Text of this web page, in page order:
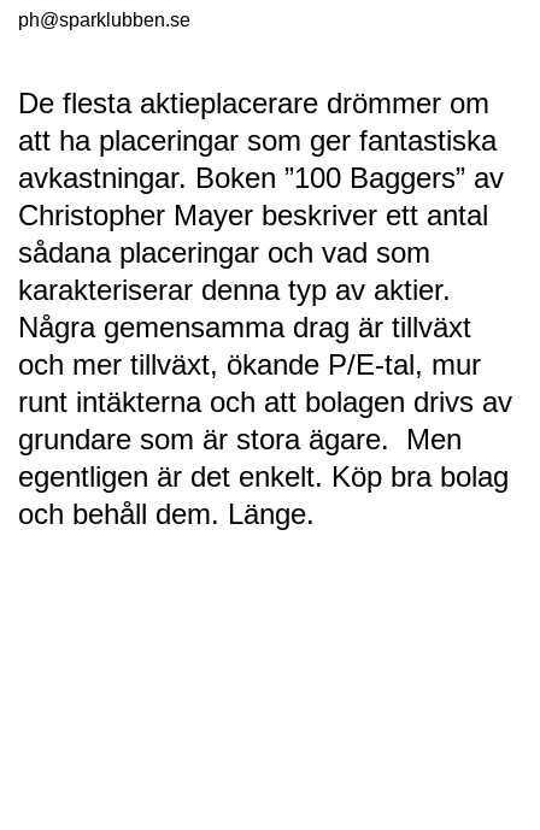
ph@sparklubben.se
De flesta aktieplacerare drömmer om
att ha placeringar som ger fantastiska
avkastningar. Boken ”100 Baggers” av
Christopher Mayer beskriver ett antal
sådana placeringar och vad som
karakteriserar denna typ av aktier.
Några gemensamma drag är tillväxt
och mer tillväxt, ökande P/E-tal, mur
runt intäkterna och att bolagen drivs av
grundare som är stora ägare. Men
egentligen är det enkelt. Köp bra bolag
och behåll dem. Länge.